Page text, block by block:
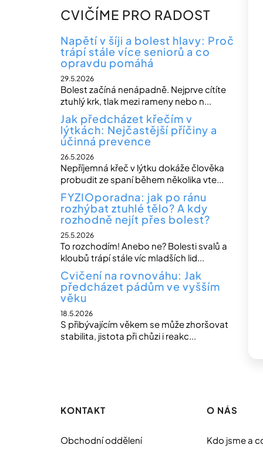
CVIČÍME PRO RADOST
Napětí v šíji a bolest hlavy: Proč
trápí stále více seniorů a co
opravdu pomáhá
29.5.2026
Bolest začíná nenápadně. Nejprve cítíte
ztuhlý krk, tlak mezi rameny nebo n...
Jak předcházet křečím v
lýtkách: Nejčastější příčiny a
účinná prevence
26.5.2026
Nepříjemná křeč v lýtku dokáže člověka
probudit ze spaní během několika vte...
FYZIOporadna: jak po ránu
rozhýbat ztuhlé tělo? A kdy
rozhodně nejít přes bolest?
25.5.2026
To rozchodím! Anebo ne? Bolesti svalů a
kloubů trápí stále víc mladších lid...
Cvičení na rovnováhu: Jak
předcházet pádům ve vyšším
věku
18.5.2026
S přibývajícím věkem se může zhoršovat
stabilita, jistota při chůzi i reakc...
KONTAKT
Obchodní oddělení
O NÁS
Kdo jsme a